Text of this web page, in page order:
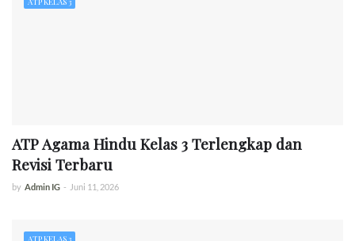
ATP Agama Hindu Kelas 3 Terlengkap dan
Revisi Terbaru
by Admin IG - Juni 11, 2026
ATP KELAS 3